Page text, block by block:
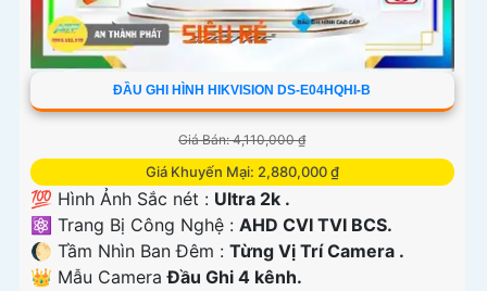
ĐẦU GHI HÌNH HIKVISION DS-E04HQHI-B
Giá Bán: 4,110,000 ₫
Giá Khuyến Mại: 2,880,000 ₫
💯 Hình Ảnh Sắc nét : Ultra 2k .
⚛️ Trang Bị Công Nghệ : AHD CVI TVI BCS.
🌔 Tầm Nhìn Ban Đêm : Từng Vị Trí Camera .
👑 Mẫu CameraĐầu Ghi 4 kênh.